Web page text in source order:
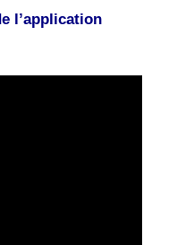
l’application